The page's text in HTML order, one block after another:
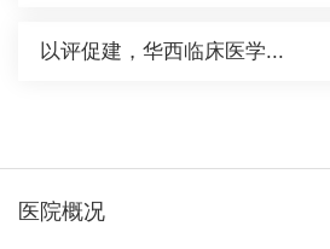
以评促建，华西临床医学...
医院概况